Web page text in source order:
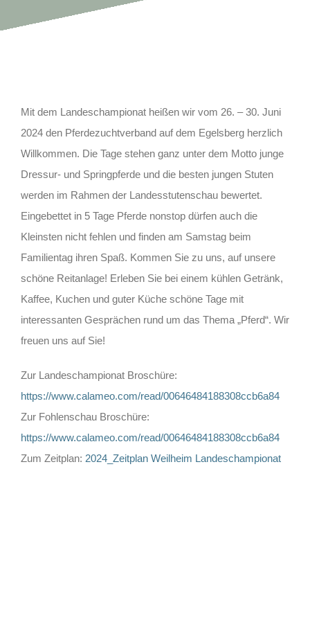
Mit dem Landeschampionat heißen wir vom 26. – 30. Juni
2024 den Pferdezuchtverband auf dem Egelsberg herzlich
Willkommen. Die Tage stehen ganz unter dem Motto junge
Dressur- und Springpferde und die besten jungen Stuten
werden im Rahmen der Landesstutenschau bewertet.
Eingebettet in 5 Tage Pferde nonstop dürfen auch die
Kleinsten nicht fehlen und finden am Samstag beim
Familientag ihren Spaß. Kommen Sie zu uns, auf unsere
schöne Reitanlage! Erleben Sie bei einem kühlen Getränk,
Kaffee, Kuchen und guter Küche schöne Tage mit
interessanten Gesprächen rund um das Thema „Pferd“. Wir
freuen uns auf Sie!
Zur Landeschampionat Broschüre:
https://www.calameo.com/read/00646484188308ccb6a84
Zur Fohlenschau Broschüre:
https://www.calameo.com/read/00646484188308ccb6a84
Zum Zeitplan: 2024_Zeitplan Weilheim Landeschampionat